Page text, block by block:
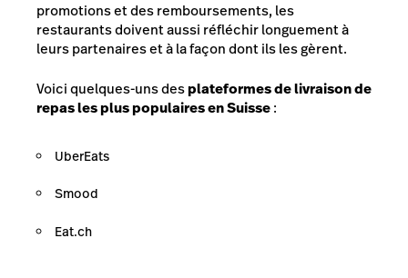
promotions et des remboursements, les
restaurants doivent aussi réfléchir longuement à
leurs partenaires et à la façon dont ils les gèrent.
Voici quelques-uns desplateformes de livraison de
repas les plus populaires en Suisse:
UberEats
Smood
Eat.ch